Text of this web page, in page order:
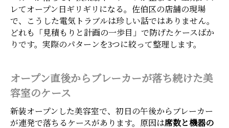
レてオープン日ギリギリになる。佐伯区の店舗の現場
で、こうした電気トラブルは珍しい話ではありません。
どれも「見積もりと計画の一歩目」で防げたケースばか
りです。実際のパターンを3つに絞って整理します。
オープン直後からブレーカーが落ち続けた美
容室のケース
新装オープンした美容室で、初日の午後からブレーカー
が連発で落ちるケースがあります。原因は席数と機器の